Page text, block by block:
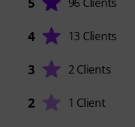
4 13 Clients
3 2 Clients
2 1 Client